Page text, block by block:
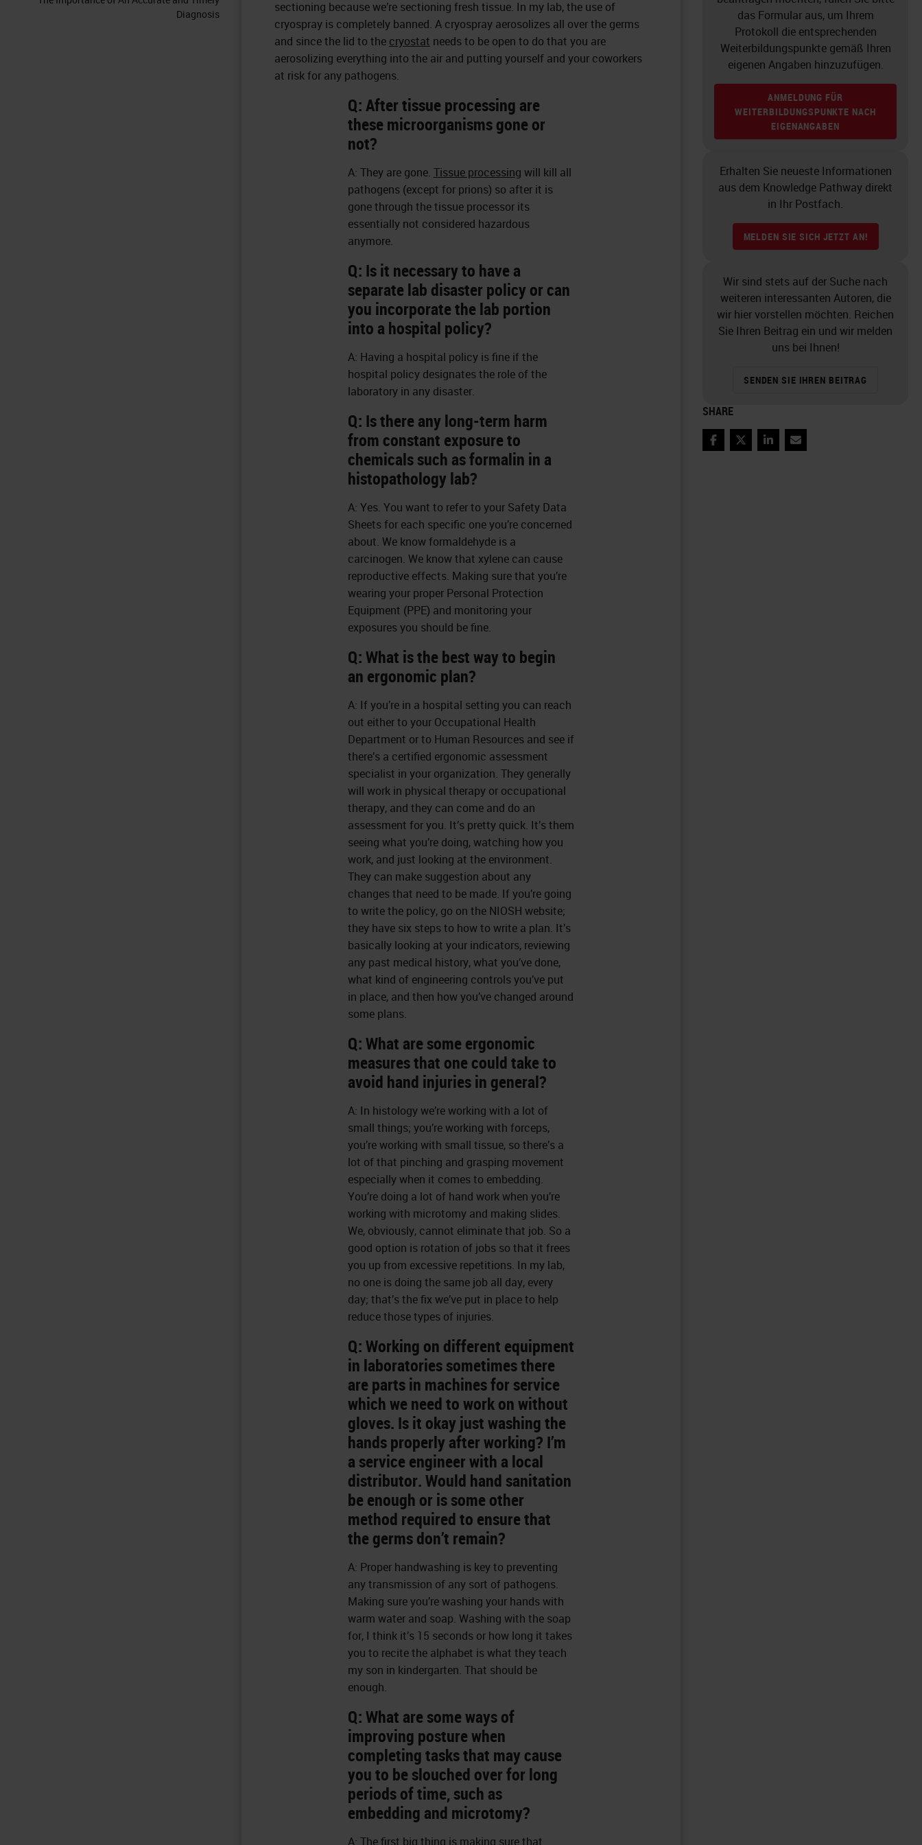
Diagnosis
sectioning because we’re sectioning fresh tissue. In my lab, the use of
cryospray is completely banned. A cryospray aerosolizes all over the germs
and since the lid to the cryostat needs to be open to do that you are
aerosolizing everything into the air and putting yourself and your coworkers
at risk for any pathogens.
Q: After tissue processing are
these microorganisms gone or
not?
A: They are gone. Tissue processing will kill all
pathogens (except for prions) so after it is
gone through the tissue processor its
essentially not considered hazardous
anymore.
Q: Is it necessary to have a
separate lab disaster policy or can
you incorporate the lab portion
into a hospital policy?
A: Having a hospital policy is fine if the
hospital policy designates the role of the
laboratory in any disaster.
Q: Is there any long-term harm
from constant exposure to
chemicals such as formalin in a
histopathology lab?
A: Yes. You want to refer to your Safety Data
Sheets for each specific one you’re concerned
about. We know formaldehyde is a
carcinogen. We know that xylene can cause
reproductive effects. Making sure that you’re
wearing your proper Personal Protection
Equipment (PPE) and monitoring your
exposures you should be fine.
Q: What is the best way to begin
an ergonomic plan?
A: If you’re in a hospital setting you can reach
out either to your Occupational Health
Department or to Human Resources and see if
there’s a certified ergonomic assessment
specialist in your organization. They generally
will work in physical therapy or occupational
therapy, and they can come and do an
assessment for you. It’s pretty quick. It’s them
seeing what you’re doing, watching how you
work, and just looking at the environment.
They can make suggestion about any
changes that need to be made. If you’re going
to write the policy, go on the NIOSH website;
they have six steps to how to write a plan. It’s
basically looking at your indicators, reviewing
any past medical history, what you’ve done,
what kind of engineering controls you’ve put
in place, and then how you’ve changed around
some plans.
Q: What are some ergonomic
measures that one could take to
avoid hand injuries in general?
A: In histology we’re working with a lot of
small things; you’re working with forceps,
you’re working with small tissue, so there’s a
lot of that pinching and grasping movement
especially when it comes to embedding.
You’re doing a lot of hand work when you’re
working with microtomy and making slides.
We, obviously, cannot eliminate that job. So a
good option is rotation of jobs so that it frees
you up from excessive repetitions. In my lab,
no one is doing the same job all day, every
day; that’s the fix we’ve put in place to help
reduce those types of injuries.
Q: Working on different equipment
in laboratories sometimes there
are parts in machines for service
which we need to work on without
gloves. Is it okay just washing the
hands properly after working? I’m
a service engineer with a local
distributor. Would hand sanitation
be enough or is some other
method required to ensure that
the germs don’t remain?
A: Proper handwashing is key to preventing
any transmission of any sort of pathogens.
Making sure you’re washing your hands with
warm water and soap. Washing with the soap
for, I think it’s 15 seconds or how long it takes
you to recite the alphabet is what they teach
my son in kindergarten. That should be
enough.
Q: What are some ways of
improving posture when
completing tasks that may cause
you to be slouched over for long
periods of time, such as
embedding and microtomy?
A: The first big thing is making sure that
das Formular aus, um Ihrem
Protokoll die entsprechenden
Weiterbildungspunkte gemäß Ihren
eigenen Angaben hinzuzufügen.
ANMELDUNG FÜR
WEITERBILDUNGSPUNKTE NACH
EIGENANGABEN
Erhalten Sie neueste Informationen
aus dem Knowledge Pathway direkt
in Ihr Postfach.
MELDEN SIE SICH JETZT AN!
Wir sind stets auf der Suche nach
weiteren interessanten Autoren, die
wir hier vorstellen möchten. Reichen
Sie Ihren Beitrag ein und wir melden
uns bei Ihnen!
SENDEN SIE IHREN BEITRAG
SHARE
FacebookTwitterLinkedInEmail